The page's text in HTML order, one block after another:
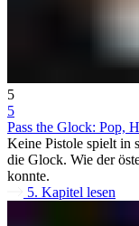
5
5
Pass the Glock: Pop,
Keine Pistole spielt in
die Glock. Wie der
konnte.
5. Kapitel lesen